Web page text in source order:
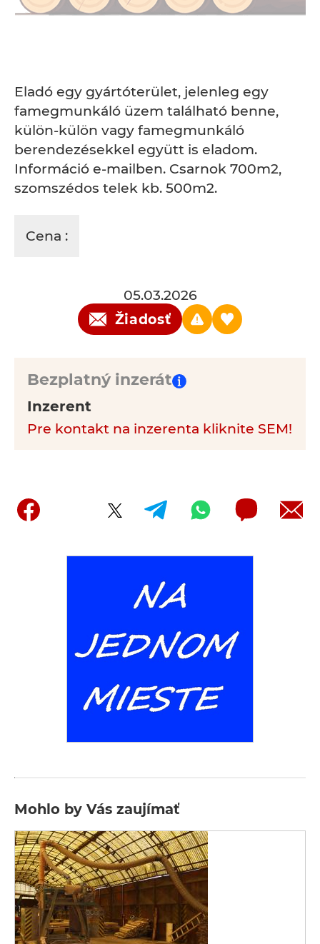
Eladó egy gyártóterület, jelenleg egy
famegmunkáló üzem található benne,
külön-külön vagy famegmunkáló
berendezésekkel együtt is eladom.
Információ e-mailben. Csarnok 700m2,
szomszédos telek kb. 500m2.
Cena :
05.03.2026
Žiadosť
Bezplatný inzerát
Inzerent
Pre kontakt na inzerenta kliknite SEM!
Mohlo by Vás zaujímať